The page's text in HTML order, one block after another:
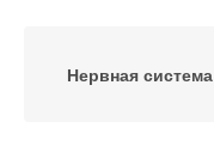
Нервная система